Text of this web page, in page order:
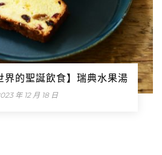
界的聖誕飲食】瑞典水果湯
年 12 月 18 日